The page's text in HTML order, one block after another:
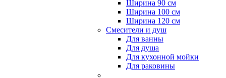
Ширина 90 см
Ширина 100 см
Ширина 120 см
Смесители и душ
Для ванны
Для душа
Для кухонной мойки
Для раковины